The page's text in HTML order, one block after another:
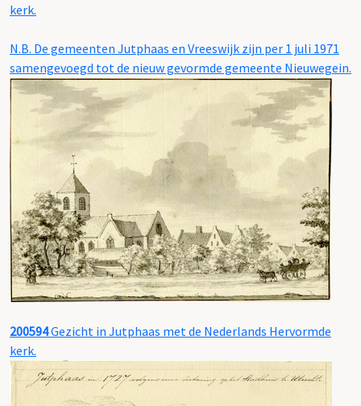
kerk.
N.B. De gemeenten Jutphaas en Vreeswijk zijn per 1 juli 1971
samengevoegd tot de nieuw gevormde gemeente Nieuwegein.
200594Gezicht in Jutphaas met de Nederlands Hervormde
kerk.